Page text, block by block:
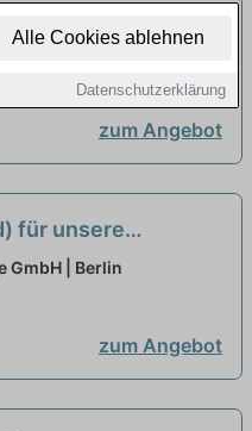
Alle Cookies ablehnen
Datenschutzerklärung
Carsharing
Teilzeit neu
zum Angebot
für unsere
Teilzeit neu
GmbH | Berlin
zum Angebot